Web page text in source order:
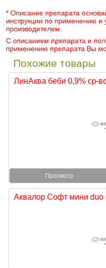
* Описание препарата
инструкции по применению и
производителем.
С описанием препарата и
применению препарата Вы
Похожие товары
ЛинАква беби 0,9% ср-
Просмотр
Аквалор Софт мини duo